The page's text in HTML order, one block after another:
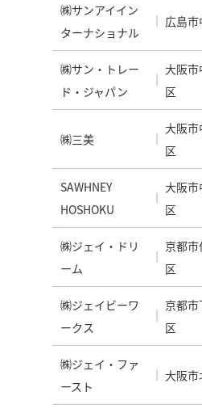
㈱サンアイイン
ターナショナル
広島市
㈱サン・トレー
ド・ジャパン
大阪市
区
㈱三美
大阪市
区
SAWHNEY
HOSHOKU
大阪市
区
㈱ジェイ・ドリ
ーム
京都市
区
㈱ジェイビーワ
ークス
京都市
区
㈱ジェイ・ファ
ースト
大阪市